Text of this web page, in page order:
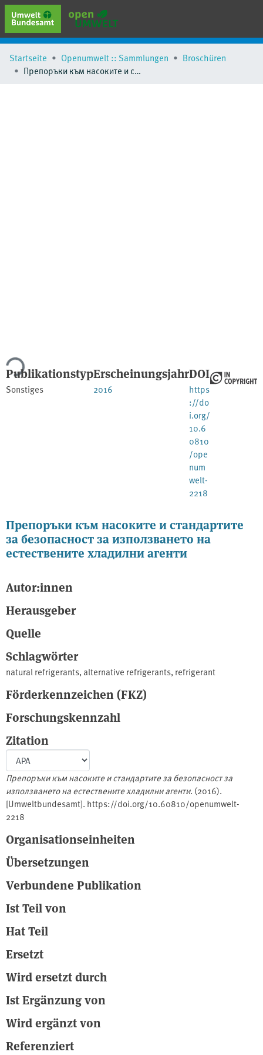
erweiterte Suche
Browse
Startseite Openumwelt :: Sammlungen
Broschüren
Препоръки към насоките и стандартите за безопасност за използването на естествените хладилни агенти
Publikationstyp
Sonstiges
Erscheinungsjahr
2016
DOI
https
://do
i.org/
10.6
0810
/ope
num
welt-
2218
Препоръки към насоките и стандартите
за безопасност за използването на
естествените хладилни агенти
Autor:innen
Herausgeber
Quelle
Schlagwörter
natural refrigerants,alternative refrigerants,refrigerant
Förderkennzeichen (FKZ)
Forschungskennzahl
Zitation
Препоръки към насоките и стандартите за безопасност за
използването на естествените хладилни агенти. (2016).
[Umweltbundesamt]. https://doi.org/10.60810/openumwelt-
2218
Organisationseinheiten
Übersetzungen
Verbundene Publikation
Ist Teil von
Hat Teil
Ersetzt
Wird ersetzt durch
Ist Ergänzung von
Wird ergänzt von
Referenziert